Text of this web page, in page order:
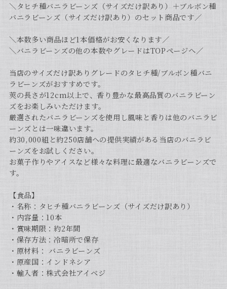
＼タヒチ種バニラビーンズ（サイズだけ訳あり）＋ブルボン種
バニラビーンズ（サイズだけ訳あり）のセット商品です／
＼本数多い商品ほど1本価格がお安くなります／
＼バニラビーンズの他の本数やグレードはTOPページへ／
当店のサイズだけ訳ありグレードのタヒチ種/ブルボン種バニ
ラビーンズがおすすめです。
莢の長さが12cm以上で、香り豊かな最高品質のバニラビーン
ズをお楽しみいただけます。
厳選されたバニラビーンズを使用し風味と香りは他のバニラビ
ーンズとは一味違います。
約30,000組と約250店舗への提供実績がある当店のバニラビ
ーンズをお試しください。
お菓子作りやアイスなど様々な料理に最適なバニラビーンズで
す。
【食品】
・名称：タヒチ種バニラビーンズ（サイズだけ訳あり）
・内容量：10本
・賞味期限：約2年間
・保存方法：冷暗所で保存
・原材料： バニラビーンズ
・原産国：インドネシア
・輸入者：株式会社アイベジ